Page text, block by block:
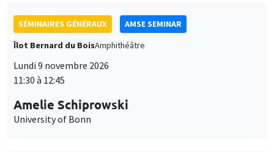
SÉMINAIRES GÉNÉRAUX
AMSE SEMINAR
Îlot Bernard du BoisAmphithéâtre
Lundi 9 novembre 2026
11:30 à 12:45
Amelie Schiprowski
University of Bonn